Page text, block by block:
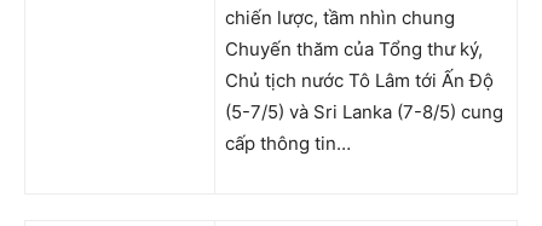
chiến lược, tầm nhìn chung
Chuyến thăm của Tổng thư ký,
Chủ tịch nước Tô Lâm tới Ấn Độ
(5-7/5) và Sri Lanka (7-8/5) cung
cấp thông tin…